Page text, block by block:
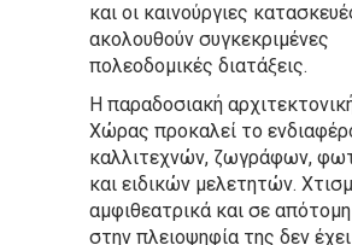
και οι καινούργιες
ακολουθούν συγκεκριμένες
πολεοδομικές διατάξεις.
Η παραδοσιακή
Χώρας προκαλεί το
καλλιτεχνών, ζωγράφων,
και ειδικών μελετητών.
αμφιθεατρικά και σε
στην πλειοψηφία της δεν